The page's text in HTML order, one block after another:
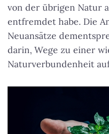
von der übrigen Natur
entfremdet habe. Die
Neuansätze
darin, Wege zu einer
Naturverbundenheit